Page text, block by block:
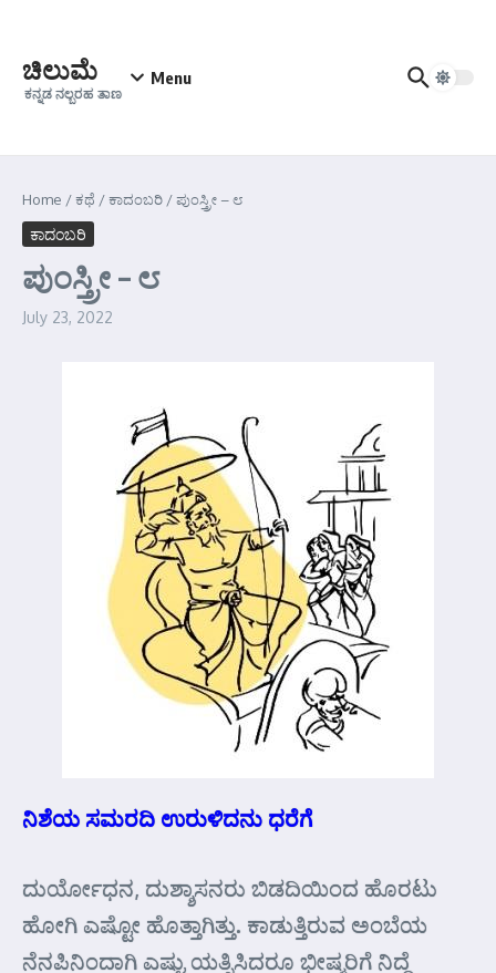
ಚಿಲುಮೆ
ಕನ್ನಡ ನಲ್ಬರಹ ತಾಣ
Menu
Home /ಕಥೆ /ಕಾದಂಬರಿ /ಪುಂಸ್ತ್ರೀ – ೮
ಕಾದಂಬರಿ
ಪುಂಸ್ತ್ರೀ – ೮
July 23, 2022
ನಿಶೆಯ ಸಮರದಿ ಉರುಳಿದನು ಧರೆಗೆ
ದುರ್ಯೋಧನ, ದುಶ್ಶಾಸನರು ಬಿಡದಿಯಿಂದ ಹೊರಟು
ಹೋಗಿ ಎಷ್ಟೋ ಹೊತ್ತಾಗಿತ್ತು. ಕಾಡುತ್ತಿರುವ ಅಂಬೆಯ
ನೆನಪಿನಿಂದಾಗಿ ಎಷ್ಟು ಯತ್ನಿಸಿದರೂ ಭೀಷ್ಮರಿಗೆ ನಿದ್ದೆ